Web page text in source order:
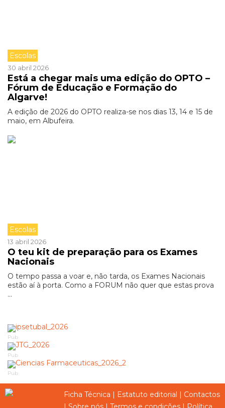
Escolas
30 abril 2026
Está a chegar mais uma edição do OPTO –
Fórum de Educação e Formação do
Algarve!
A edição de 2026 do OPTO realiza-se nos dias 13, 14 e 15 de
maio, em Albufeira.
Escolas
13 abril 2026
O teu kit de preparação para os Exames
Nacionais
O tempo passa a voar e, não tarda, os Exames Nacionais
estão aí à porta. Como a FORUM não quer que estas prova
...
Pub
Pub
Pub
Ficha Técnica | Estatuto editorial | Contactos